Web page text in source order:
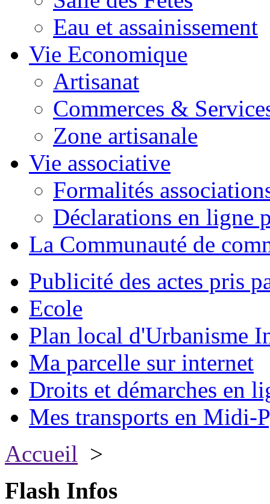
Eau et assainissement
Vie Economique
Artisanat
Commerces &
Zone artisanale
Vie associative
Formalités
Déclarations en ligne
La Communauté de
Publicité des actes pris
Ecole
Plan local d'Urbanisme
Ma parcelle sur internet
Droits et démarches en
Mes transports en Midi-
Accueil >
Flash Infos